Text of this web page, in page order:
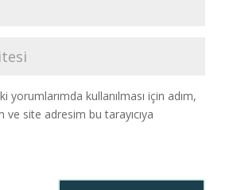
yorumlarımda kullanılması için adım,
ve site adresim bu tarayıcıya